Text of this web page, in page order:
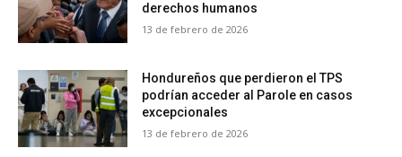
derechos humanos
13 de febrero de 2026
Hondureños que perdieron el TPS
podrían acceder al Parole en casos
excepcionales
13 de febrero de 2026